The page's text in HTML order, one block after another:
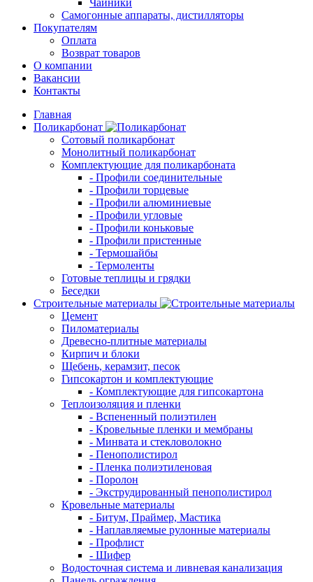
Чайники
Самогонные аппараты, дистилляторы
Покупателям
Оплата
Возврат товаров
О компании
Вакансии
Контакты
Главная
Поликарбонат
Сотовый поликарбонат
Монолитный поликарбонат
Комплектующие для поликарбоната
- Профили соединительные
- Профили торцевые
- Профили алюминиевые
- Профили угловые
- Профили коньковые
- Профили пристенные
- Термошайбы
- Термоленты
Готовые теплицы и грядки
Беседки
Строительные материалы
Цемент
Пиломатериалы
Древесно-плитные материалы
Кирпич и блоки
Щебень, керамзит, песок
Гипсокартон и комплектующие
- Комплектующие для гипсокартона
Теплоизоляция и пленки
- Вспененный полиэтилен
- Кровельные пленки и мембраны
- Минвата и стекловолокно
- Пенополистирол
- Пленка полиэтиленовая
- Поролон
- Экструдированный пенополистирол
Кровельные материалы
- Битум, Праймер, Мастика
- Наплавляемые рулонные материалы
- Профлист
- Шифер
Водосточная система и ливневая канализация